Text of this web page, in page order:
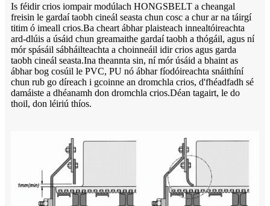
Is féidir crios iompair modúlach HONGSBELT a cheangal
freisin le gardaí taobh cineál seasta chun cosc ​​a chur ar na táirgí
titim ó imeall crios.Ba cheart ábhar plaisteach innealtóireachta
ard-dlúis a úsáid chun greamaithe gardaí taobh a thógáil, agus ní
mór spásáil sábháilteachta a choinneáil idir crios agus garda
taobh cineál seasta.Ina theannta sin, ní mór úsáid a bhaint as
ábhar bog cosúil le PVC, PU nó ábhar fíodóireachta snáithíní
chun rub go díreach i gcoinne an dromchla crios, d'fhéadfadh sé
damáiste a dhéanamh don dromchla crios.Déan tagairt, le do
thoil, don léiriú thíos.